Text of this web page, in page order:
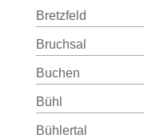
Bretzfeld
Bruchsal
Buchen
Bühl
Bühlertal